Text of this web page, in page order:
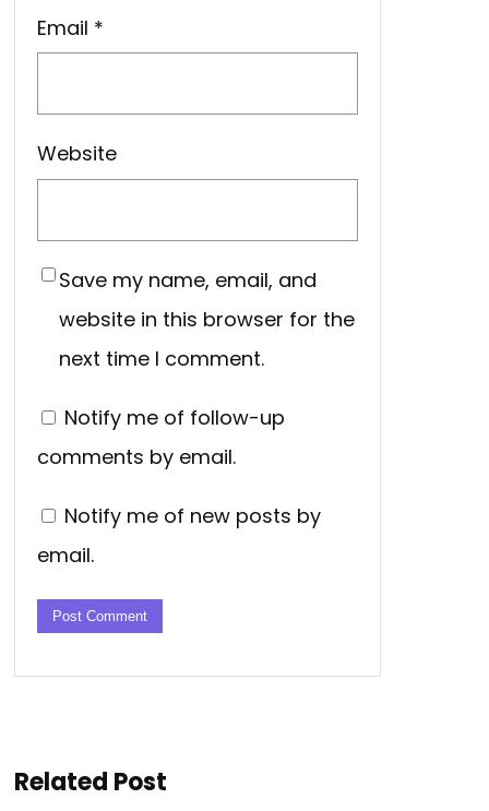
Email *
Website
Save my name, email, and
website in this browser for the
next time I comment.
Notify me of follow-up
comments by email.
Notify me of new posts by
email.
Related Post